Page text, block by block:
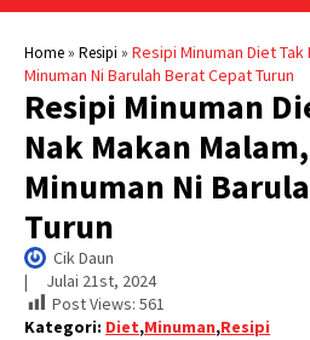
Home» Resipi » Resipi Minuman Diet Tak
Minuman Ni Barulah Berat Cepat Turun
Resipi Minuman
Nak Makan
Minuman Ni
Turun
Cik Daun
| Julai 21st, 2024
Post Views: 561
Kategori: Diet,Minuman,Resipi